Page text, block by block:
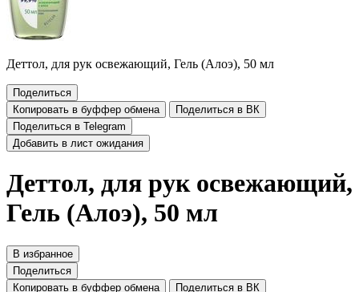
Деттол, для рук освежающий, Гель (Алоэ), 50 мл
Поделиться
Копировать в буффер обмена
Поделиться в ВК
Поделиться в Telegram
Добавить в лист ожидания
Деттол, для рук освежающий,
Гель (Алоэ), 50 мл
В избранное
Поделиться
Копировать в буффер обмена
Поделиться в ВК